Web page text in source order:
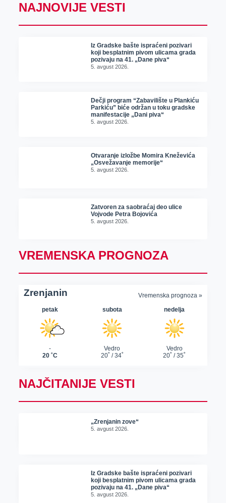
NAJNOVIJE VESTI
Iz Gradske bašte ispraćeni pozivari
koji besplatnim pivom ulicama grada
pozivaju na 41. „Dane piva“
5. avgust 2026.
Dečji program “Zabavilište u Plankiću
Parkiću” biće održan u toku gradske
manifestacije „Dani piva“
5. avgust 2026.
Otvaranje izložbe Momira Kneževića
„Osvežavanje memorije“
5. avgust 2026.
Zatvoren za saobraćaj deo ulice
Vojvode Petra Bojovića
5. avgust 2026.
VREMENSKA PROGNOZA
NAJČITANIJE VESTI
„Zrenjanin zove“
5. avgust 2026.
Iz Gradske bašte ispraćeni pozivari
koji besplatnim pivom ulicama grada
pozivaju na 41. „Dane piva“
5. avgust 2026.